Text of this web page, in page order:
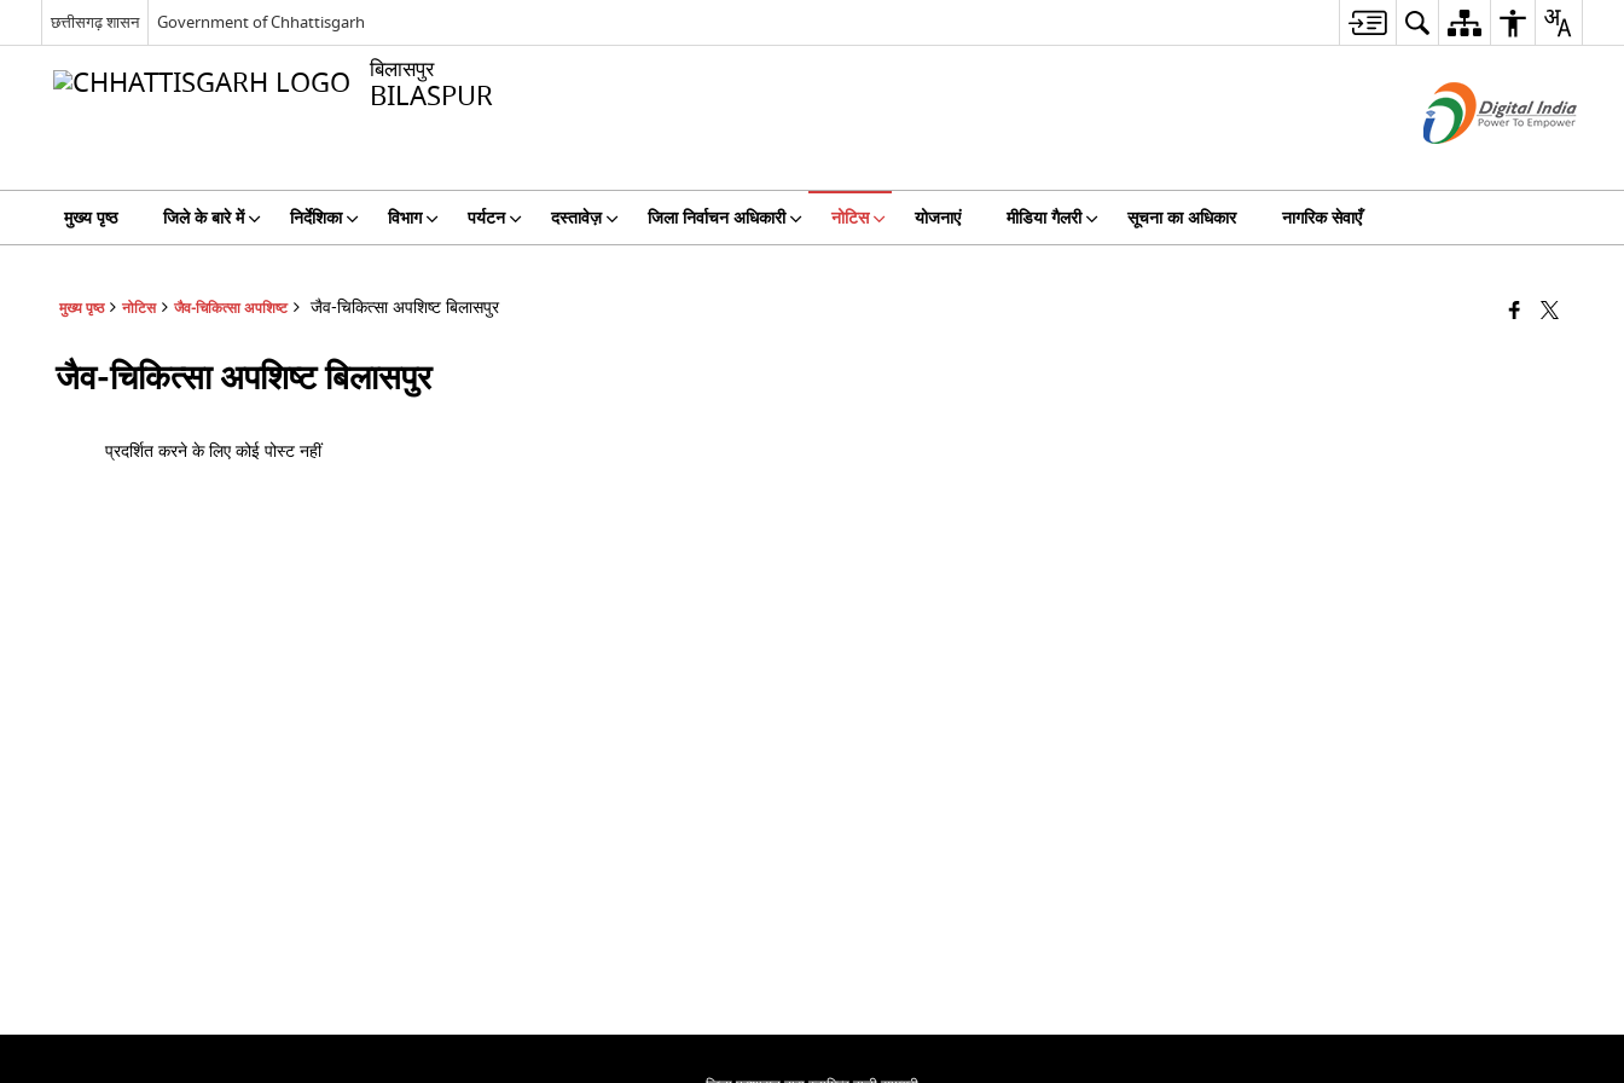
छत्तीसगढ़ शासन Government of Chhattisgarh
बिलासपुर
BILASPUR
मुख्य पृष्ठ जिले के बारे में निर्देशिका विभाग पर्यटन दस्तावेज़ जिला निर्वाचन अधिकारी नोटिस योजनाएं मीडिया गैलरी सूचना का अधिकार नागरिक सेवाएँ
मुख्य पृष्ठ नोटिस जैव-चिकित्सा अपशिष्ट जैव-चिकित्सा अपशिष्ट बिलासपुर
जैव-चिकित्सा अपशिष्ट बिलासपुर
प्रदर्शित करने के लिए कोई पोस्ट नहीं